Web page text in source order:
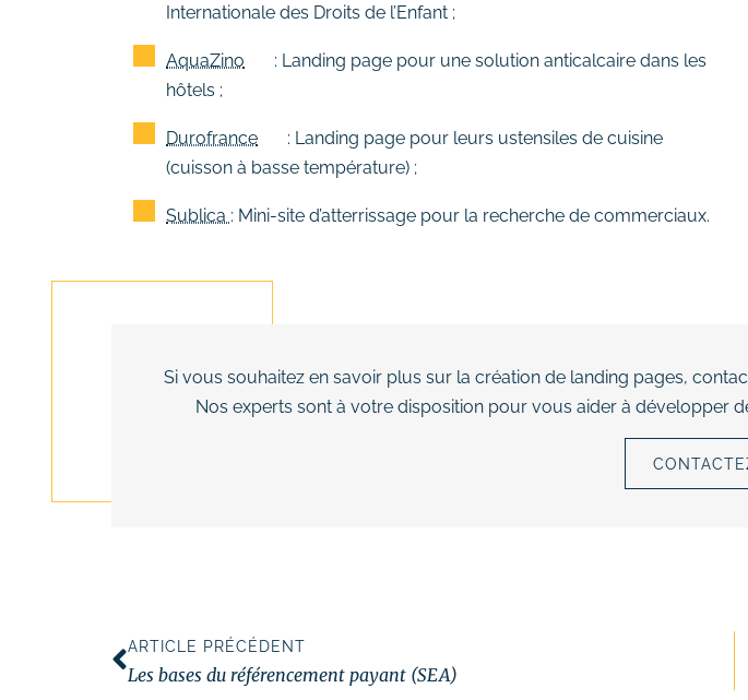
Internationale des Droits de l’Enfant ;
AquaZino
: Landing page pour une solution anticalcaire dans les
hôtels ;
Durofrance
: Landing page pour leurs ustensiles de cuisine
(cuisson à basse température) ;
Sublica : Mini-site d’atterrissage pour la recherche de commerciaux.
Si vous souhaitez en savoir plus sur la création de landing pages,
Nos experts sont à votre disposition pour vous aider à développer
ARTICLE PRÉCÉDENT
Les bases du référencement payant (SEA)